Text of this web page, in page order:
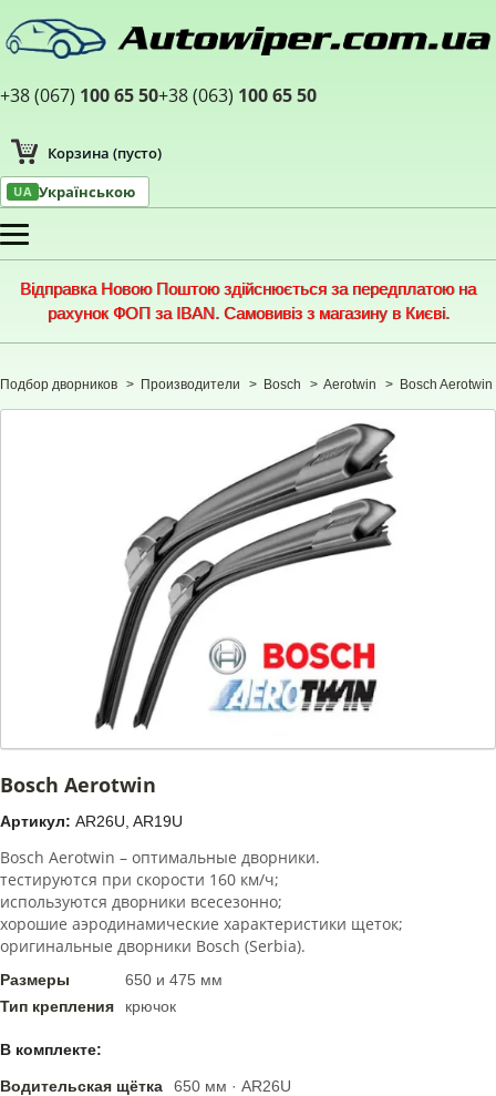
+38 (067) 100 65 50+38 (063) 100 65 50
Корзина (пусто)
UA Українською
Меню
Відправка Новою Поштою здійснюється за передплатою на
рахунок ФОП за IBAN. Самовивіз з магазину в Києві.
Подбор дворников > Производители > Bosch > Aerotwin > Bosch Aerotwin
Bosch Aerotwin
Артикул: AR26U, AR19U
Bosch Aerotwin – оптимальные дворники.
тестируются при скорости 160 км/ч;
используются дворники всесезонно;
хорошие аэродинамические характеристики щеток;
оригинальные дворники Bosch (Serbia).
Размеры
650 и 475 мм
Тип крепления
крючок
В комплекте:
Водительская щётка
650 мм · AR26U